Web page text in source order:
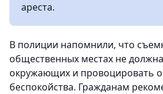
ареста.
В полиции напомнили, что
общественных местах не
окружающих и провоцировать
беспокойства. Гражданам